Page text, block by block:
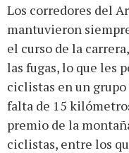
Los corredores del
mantuvieron
el curso de la
las fugas, lo que les
ciclistas en un
falta de 15
premio de la
ciclistas, entre los